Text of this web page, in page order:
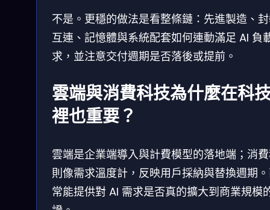
不是。更穩的做法是看整條鏈：先進製造、
互連、記憶體與系統配套如何連動滿足 AI 負
求，並注意交付週期是否落後或提前。
雲端與消費科技為什麼在科
裡也重要？
雲端是企業端導入與計費模型的落地端；消
則像需求溫度計，反映用戶採納與替換週期
常能提供對 AI 需求是否真的擴大到商業規模